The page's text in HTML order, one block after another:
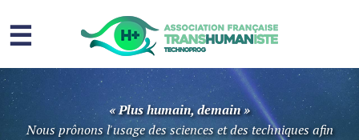
☰
Homme augmenté
Immortalité ?
« Plus humain, demain »
Nous prônons l'usage des sciences et des techniques afin